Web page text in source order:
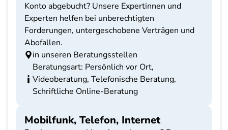
Konto abgebucht? Unsere Expertinnen und
Experten helfen bei unberechtigten
Forderungen, untergeschobene Verträgen und
Abofallen.
in unseren Beratungsstellen
Beratungsart: Persönlich vor Ort,
Videoberatung, Telefonische Beratung,
Schriftliche Online-Beratung
Mobilfunk, Telefon, Internet